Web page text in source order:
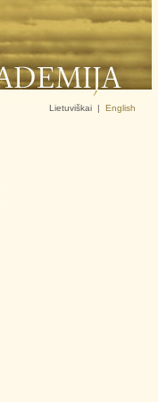
Lietuviškai | English